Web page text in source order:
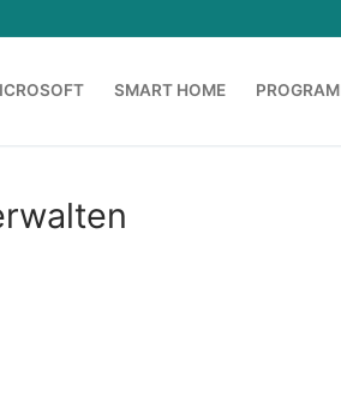
SMART HOME